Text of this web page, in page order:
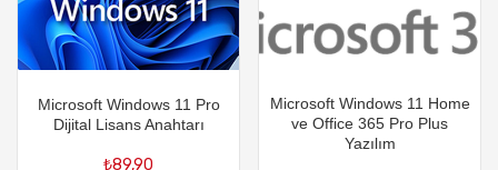
Microsoft Windows 11 Pro
Dijital Lisans Anahtarı
₺89,90
Microsoft Windows 11 Home
ve Office 365 Pro Plus
Yazılım